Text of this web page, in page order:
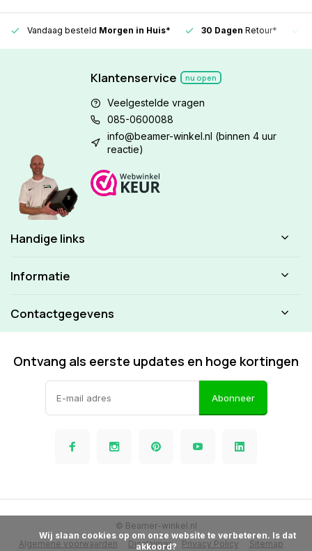
Vandaag besteld Morgen in Huis* 30 Dagen Retour*
Klantenservice nu open
Veelgestelde vragen
085-0600088
info@beamer-winkel.nl (binnen 4 uur
reactie)
Handige links
Informatie
Contactgegevens
Ontvang als eerste updates en hoge kortingen
Abonneer
Algemene voorwaarden Disclaimer Privacy Policy Sitemap
© Beamer-winkel.nl
akkoord?